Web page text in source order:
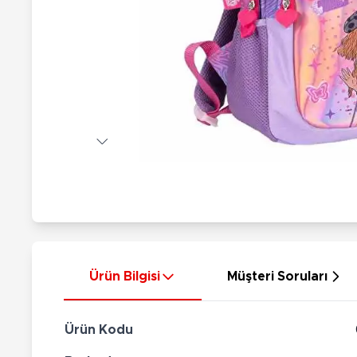
Nerf
Silahlar
Silah Setleri
Kılıç Setleri
Ok Setleri
Ürün Bilgisi Müşteri Soruları
Ürün Kodu